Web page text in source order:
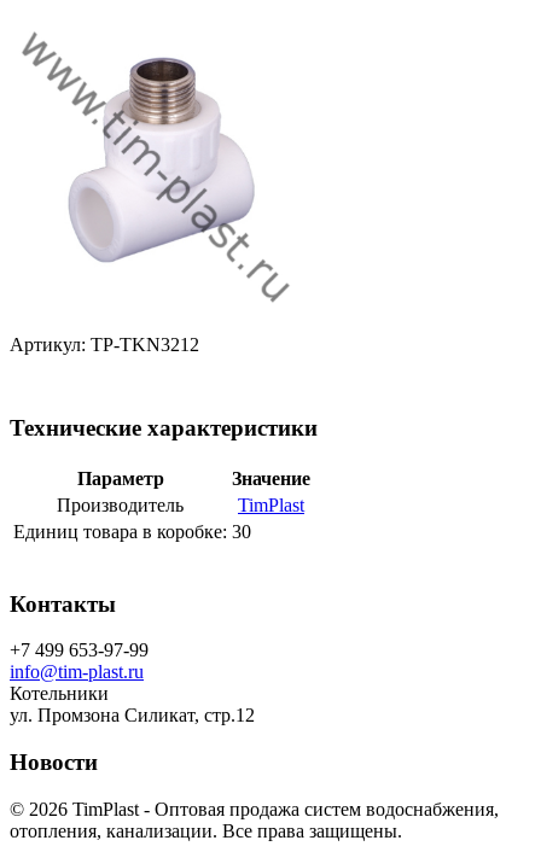
Артикул: TP-TKN3212
Технические характеристики
Параметр
Значение
Производитель
TimPlast
Единиц товара в коробке: 30
Контакты
+7 499 653-97-99
info@tim-plast.ru
Котельники
ул. Промзона Силикат, стр.12
Новости
© 2026 TimPlast - Оптовая продажа систем водоснабжения,
отопления, канализации. Все права защищены.